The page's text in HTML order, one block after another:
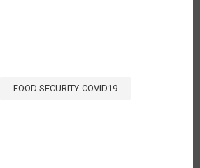
FOOD SECURITY-COVID19